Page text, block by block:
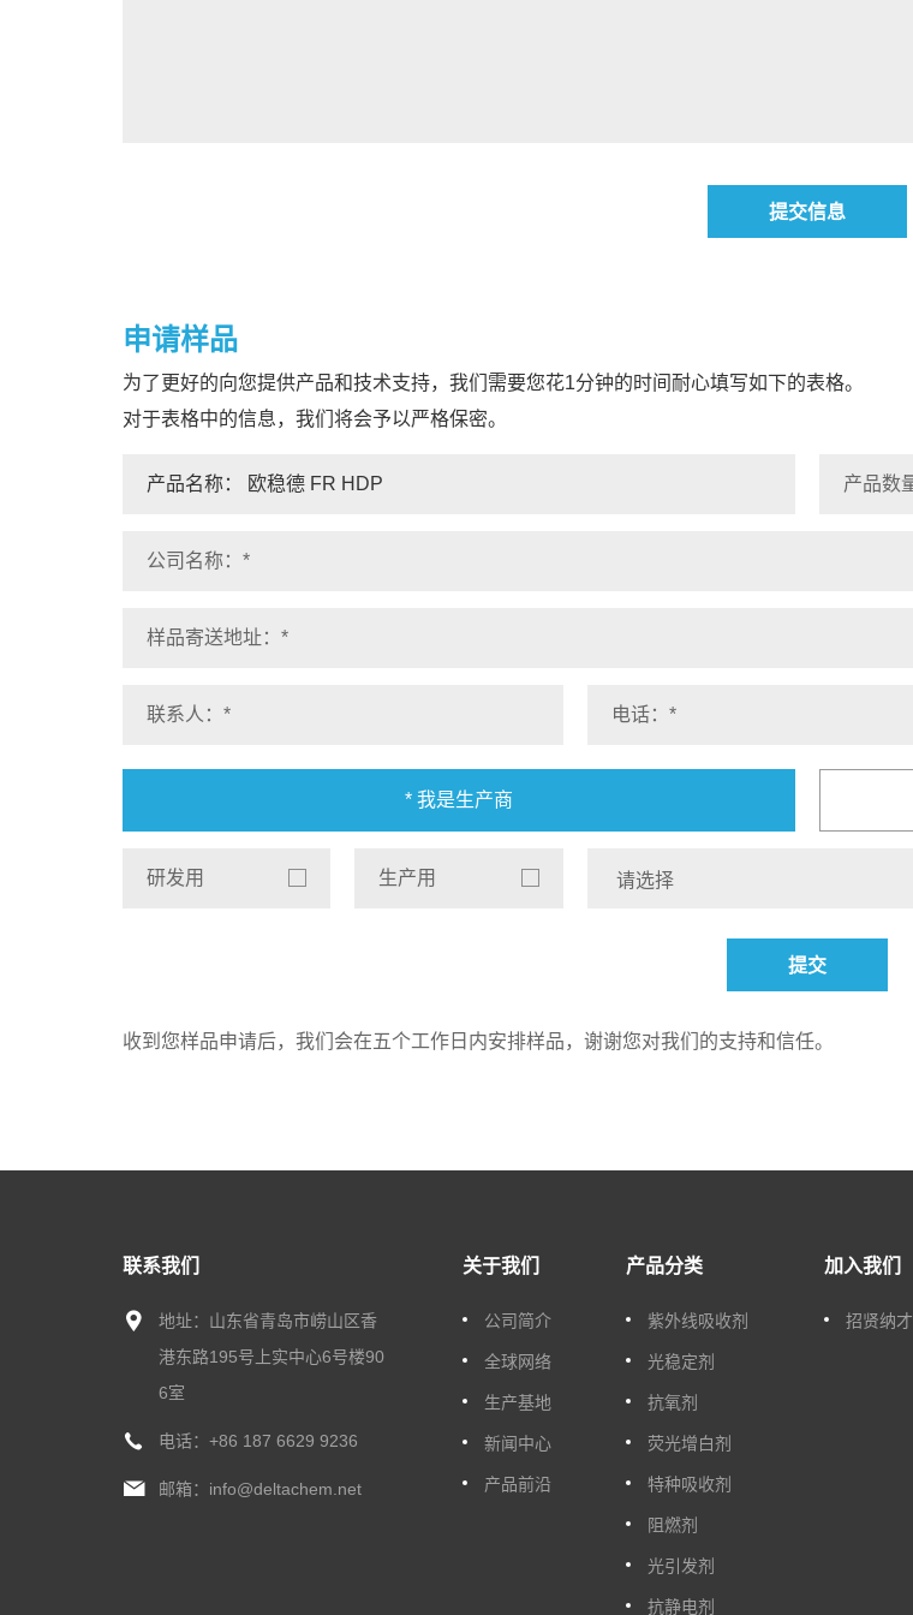
提交信息
申请样品
为了更好的向您提供产品和技术支持，我们需要您花1分钟的时间耐心填写如下的表格。
对于表格中的信息，我们将会予以严格保密。
* 我是生产商
研发用 生产用
提交
收到您样品申请后，我们会在五个工作日内安排样品，谢谢您对我们的支持和信任。
联系我们
地址：山东省青岛市崂山区香
港东路195号上实中心6号楼90
6室
电话： +86 187 6629 9236
邮箱： info@deltachem.net
关于我们
公司简介
全球网络
生产基地
新闻中心
产品前沿
产品分类
紫外线吸收剂
光稳定剂
抗氧剂
荧光增白剂
特种吸收剂
阻燃剂
光引发剂
抗静电剂
加入我们
招贤纳才